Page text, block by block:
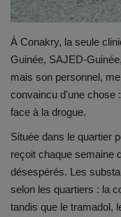
À Conakry, la seule
Guinée, SAJED-
mais son personnel,
convaincu d'une chose
face à la drogue.
Située dans le quartier
reçoit chaque semaine
désespérés. Les
selon les quartiers : la
tandis que le tramadol,